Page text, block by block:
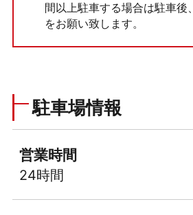
間以上駐車する場合は駐車後、
をお願い致します。
駐車場情報
営業時間
24時間